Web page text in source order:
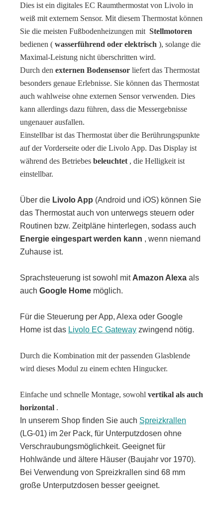
Dies ist ein digitales EC Raumthermostat von Livolo in
weiß mit externem Sensor. Mit diesem Thermostat können
Sie die meisten Fußbodenheizungen mit Stellmotoren
bedienen ( wasserführend oder elektrisch ), solange die
Maximal-Leistung nicht überschritten wird.
Durch den externen Bodensensor liefert das Thermostat
besonders genaue Erlebnisse. Sie können das Thermostat
auch wahlweise ohne externen Sensor verwenden. Dies
kann allerdings dazu führen, dass die Messergebnisse
ungenauer ausfallen.
Einstellbar ist das Thermostat über die Berührungspunkte
auf der Vorderseite oder die Livolo App. Das Display ist
während des Betriebes beleuchtet , die Helligkeit ist
einstellbar.
Über die Livolo App (Android und iOS) können Sie
das Thermostat auch von unterwegs steuern oder
Routinen bzw. Zeitpläne hinterlegen, sodass auch
Energie eingespart werden kann , wenn niemand
Zuhause ist.
Sprachsteuerung ist sowohl mit Amazon Alexa als
auch Google Home möglich.
Für die Steuerung per App, Alexa oder Google
Home ist das Livolo EC Gateway zwingend nötig.
Durch die Kombination mit der passenden Glasblende
wird dieses Modul zu einem echten Hingucker.
Einfache und schnelle Montage, sowohl vertikal als auch
horizontal .
In unserem Shop finden Sie auch Spreizkrallen
(LG-01) im 2er Pack, für Unterputzdosen ohne
Verschraubungsmöglichkeit. Geeignet für
Hohlwände und ältere Häuser (Baujahr vor 1970).
Bei Verwendung von Spreizkrallen sind 68 mm
große Unterputzdosen besser geeignet.